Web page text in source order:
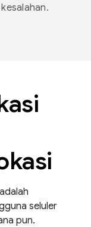
seluler
pun.